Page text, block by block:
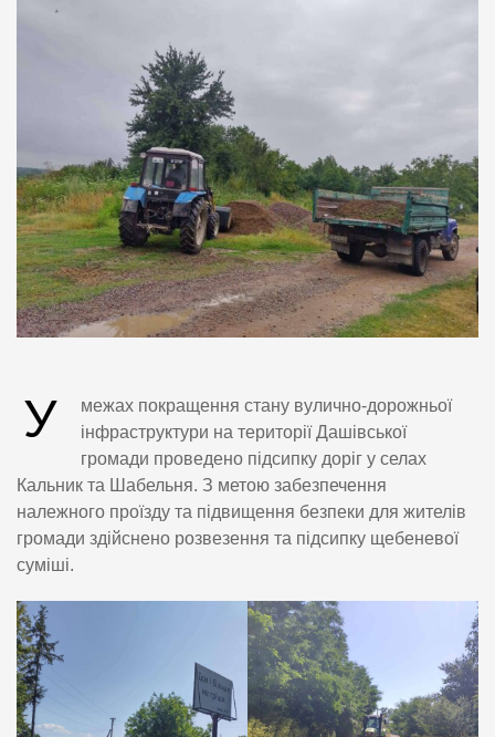
У
межах покращення стану вулично-дорожньої
інфраструктури на території Дашівської
громади проведено підсипку доріг у селах
Кальник та Шабельня. З метою забезпечення
належного проїзду та підвищення безпеки для жителів
громади здійснено розвезення та підсипку щебеневої
суміші.